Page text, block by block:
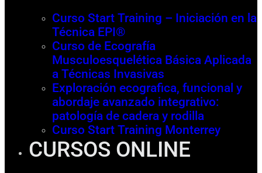
Curso Start Training – Iniciación en la
Técnica EPI®
Curso de Ecografía
Musculoesquelética Básica Aplicada
a Técnicas Invasivas
Exploración ecografica, funcional y
abordaje avanzado integrativo:
patología de cadera y rodilla
Curso Start Training Monterrey
CURSOS ONLINE